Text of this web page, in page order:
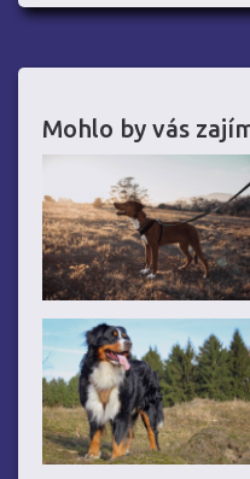
Mohlo by vás